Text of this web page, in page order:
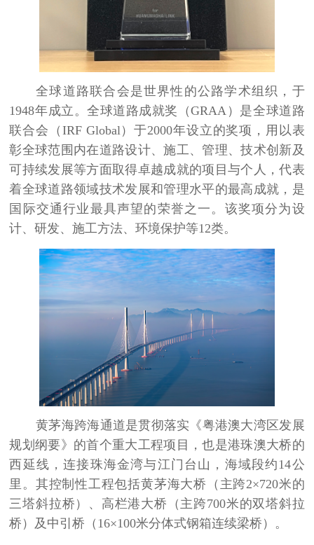
全球道路联合会是世界性的公路学术组织，于
1948年成立。全球道路成就奖（GRAA ）是全球道路
联合会（ IRF Global）于2000年设立的奖项，用以表
彰全球范围内在道路设计、施工、管理、技术创新及
可持续发展等方面取得卓越成就的项目与个人，代表
着全球道路领域技术发展和管理水平的最高成就，是
国际交通行业最具声望的荣誉之一。该奖项分为设
计、研发、施工方法、环境保护等12类。
黄茅海跨海通道是贯彻落实《粤港澳大湾区发展
规划纲要》的首个重大工程项目，也是港珠澳大桥的
西延线，连接珠海金湾与江门台山，海域段约14公
里。其控制性工程包括黄茅海大桥（主跨2×720米的
三塔斜拉桥）、高栏港大桥（主跨700米的双塔斜拉
桥）及中引桥（ 16×100米分体式钢箱连续梁桥）。